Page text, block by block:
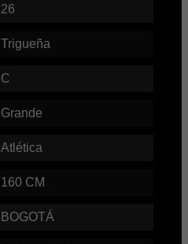
26
Trigueña
C
Grande
Atlética
160 CM
BOGOTÁ